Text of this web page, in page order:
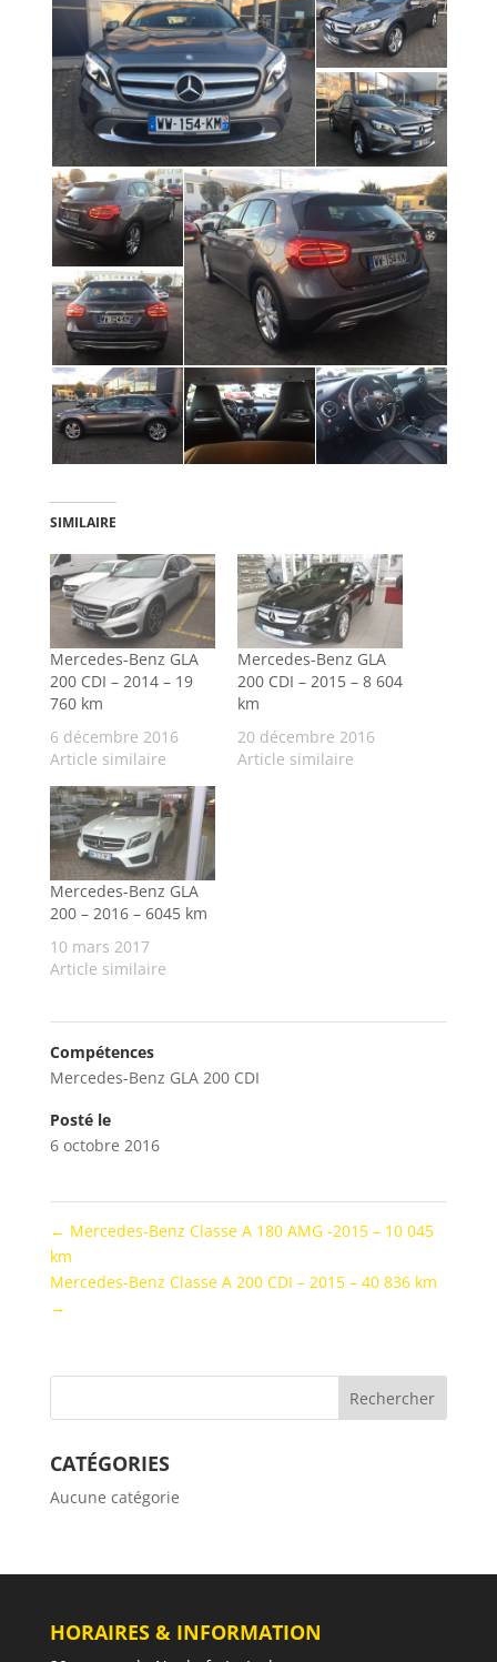
SIMILAIRE
Mercedes-Benz GLA
200 CDI – 2014 – 19
760 km
6 décembre 2016
Article similaire
Mercedes-Benz GLA
200 CDI – 2015 – 8 604
km
20 décembre 2016
Article similaire
Mercedes-Benz GLA
200 – 2016 – 6045 km
10 mars 2017
Article similaire
Compétences
Mercedes-Benz GLA 200 CDI
Posté le
6 octobre 2016
← Mercedes-Benz Classe A 180 AMG -2015 – 10 045
km
Mercedes-Benz Classe A 200 CDI – 2015 – 40 836 km
→
CATÉGORIES
Aucune catégorie
HORAIRES & INFORMATION